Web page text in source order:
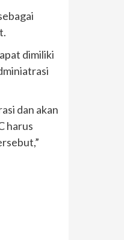
dimiliki
dan akan
harus